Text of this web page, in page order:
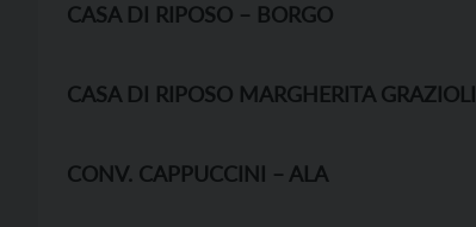
CASA DI RIPOSO – BORGO
CASA DI RIPOSO MARGHERITA GRAZIOLI
CONV. CAPPUCCINI – ALA